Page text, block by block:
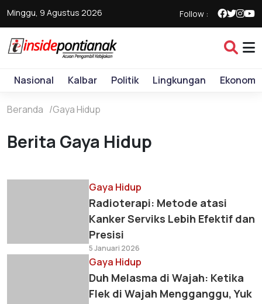
Minggu, 9 Agustus 2026 Follow :
Nasional Kalbar Politik Lingkungan Ekonomi
Beranda Gaya Hidup
Berita Gaya Hidup
Gaya Hidup
Radioterapi: Metode atasi
Kanker Serviks Lebih Efektif dan
Presisi
5 Januari 2026
Gaya Hidup
Duh Melasma di Wajah: Ketika
Flek di Wajah Mengganggu, Yuk